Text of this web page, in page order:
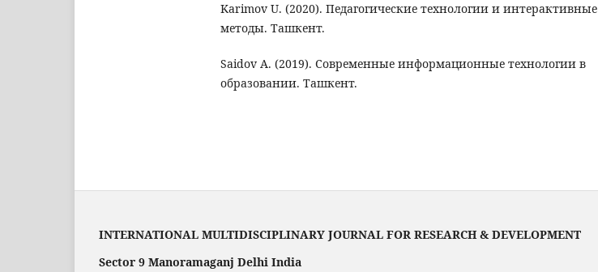
Karimov U. (2020). Педагогические технологии и интерактивные
методы. Ташкент.
Saidov A. (2019). Современные информационные технологии в
образовании. Ташкент.
INTERNATIONAL MULTIDISCIPLINARY JOURNAL FOR RESEARCH & DEVELOPMENT
Sector 9 Manoramaganj Delhi India